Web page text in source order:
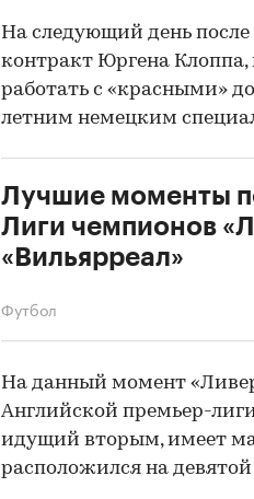
На следующий день
контракт Юргена
работать с «красными»
летним немецким
Лучшие моменты
Лиги чемпионов
«Вильярреал»
Футбол
На данный момент
Английской премьер-
идущий вторым, имеет
расположился на